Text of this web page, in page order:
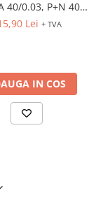
40/0.03, P+N 40A
30mA tip A
Lei + TVA
IN COS